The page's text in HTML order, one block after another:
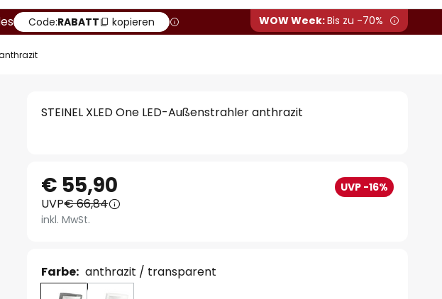
Code:RABATT kopieren WOW Week:Bis zu -70%
anthrazit
STEINEL XLED One LED-Außenstrahler anthrazit
€ 55,90 UVP -16%
UVP€ 66,84
inkl. MwSt.
Farbe: anthrazit / transparent